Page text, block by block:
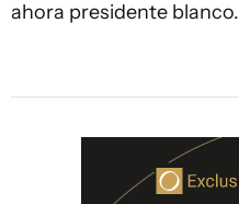
ahora presidente blanco.